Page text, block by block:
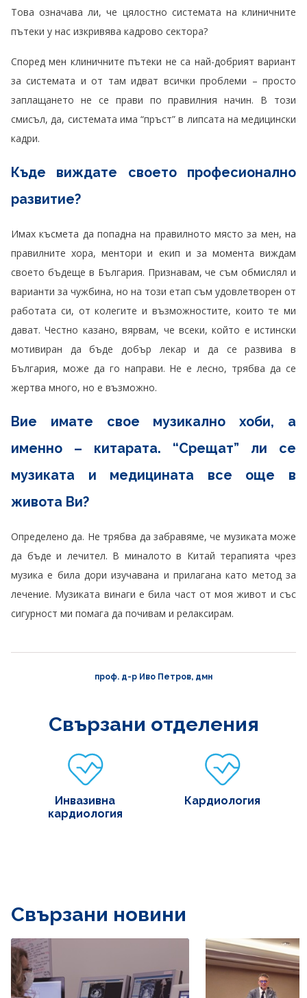
Това означава ли, че цялостно системата на клиничните
пътеки у нас изкривява кадрово сектора?
Според мен клиничните пътеки не са най-добрият вариант
за системата и от там идват всички проблеми – просто
заплащането не се прави по правилния начин. В този
смисъл, да, системата има “пръст” в липсата на медицински
кадри.
Къде виждате своето професионално
развитие?
Имах късмета да попадна на правилното място за мен, на
правилните хора, ментори и екип и за момента виждам
своето бъдеще в България. Признавам, че съм обмислял и
варианти за чужбина, но на този етап съм удовлетворен от
работата си, от колегите и възможностите, които те ми
дават. Честно казано, вярвам, че всеки, който е истински
мотивиран да бъде добър лекар и да се развива в
България, може да го направи. Не е лесно, трябва да се
жертва много, но е възможно.
Вие имате свое музикално хоби, а
именно – китарата. “Срещат” ли се
музиката и медицината все още в
живота Ви?
Определено да. Не трябва да забравяме, че музиката може
да бъде и лечител. В миналото в Китай терапията чрез
музика е била дори изучавана и прилагана като метод за
лечение. Музиката винаги е била част от моя живот и със
сигурност ми помага да почивам и релаксирам.
проф. д-р Иво Петров, дмн
Свързани отделения
Инвазивна
кардиология
Кардиология
Свързани новини